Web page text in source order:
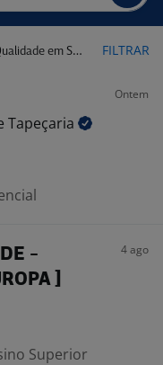
São Paulo - SP FILTRAR
Ontem
Tapeçaria
-
]
4 ago
Superior